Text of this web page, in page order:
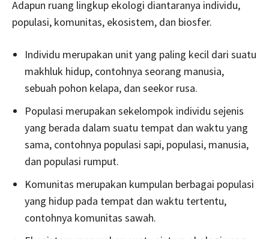
Adapun ruang lingkup ekologi diantaranya individu,
populasi, komunitas, ekosistem, dan biosfer.
Individu merupakan unit yang paling kecil dari suatu
makhluk hidup, contohnya seorang manusia,
sebuah pohon kelapa, dan seekor rusa.
Populasi merupakan sekelompok individu sejenis
yang berada dalam suatu tempat dan waktu yang
sama, contohnya populasi sapi, populasi, manusia,
dan populasi rumput.
Komunitas merupakan kumpulan berbagai populasi
yang hidup pada tempat dan waktu tertentu,
contohnya komunitas sawah.